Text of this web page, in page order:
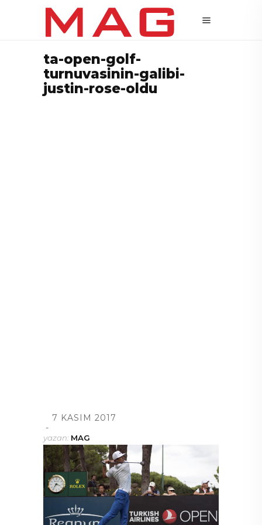
ta-open-golf-
turnuvasinin-galibi-
justin-rose-oldu
7 KASIM 2017
yazan: MAG